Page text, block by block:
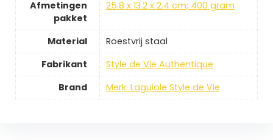
Afmetingen
pakket
25.8 x 13.2 x 2.4 cm; 400 gram
Material
Roestvrij staal
Fabrikant
Style de Vie Authentique
Brand
Merk: Laguiole Style de Vie